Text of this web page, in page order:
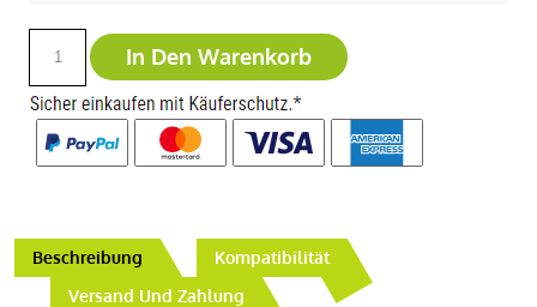
In Den Warenkorb
Beschreibung
Kompatibilität
Versand Und Zahlung